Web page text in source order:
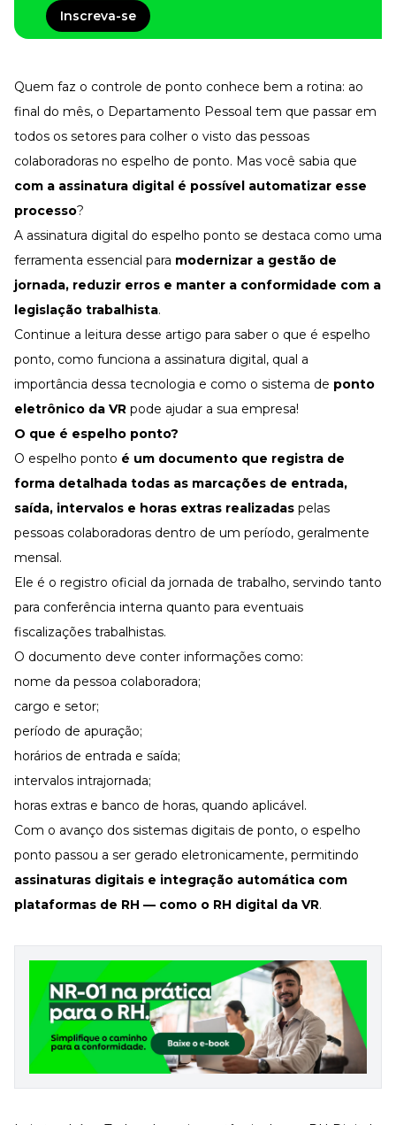
Gestão de Pessoas e Liderança
Capacitação com especialistas
Treinamento de Produto
Desenvolva a sua equipe
Materiais Gratuitos
Materiais Gratuitos
Todos os Materiais Gratuitos
Confira nossos materiais
E-book
Aprofunde seu conhecimento
Ferramentas e Templates
Infográfico
Conteúdo prático e rápido
Materiais centralizados
Lives
Newsletters
Inscreva-se
Quem faz o controle de ponto conhece bem a rotina: ao
final do mês, o Departamento Pessoal tem que passar em
todos os setores para colher o visto das pessoas
colaboradoras no espelho de ponto. Mas você sabia que
com a assinatura digital é possível automatizar esse
processo?
A assinatura digital do espelho ponto se destaca como uma
ferramenta essencial para modernizar a gestão de
jornada, reduzir erros e manter a conformidade com a
legislação trabalhista.
Continue a leitura desse artigo para saber o que é espelho
ponto, como funciona a assinatura digital, qual a
importância dessa tecnologia e como o sistema de ponto
eletrônico da VR pode ajudar a sua empresa!
O que é espelho ponto?
O espelho ponto é um documento que registra de
forma detalhada todas as marcações de entrada,
saída, intervalos e horas extras realizadas pelas
pessoas colaboradoras dentro de um período, geralmente
mensal.
Ele é o registro oficial da jornada de trabalho, servindo tanto
para conferência interna quanto para eventuais
fiscalizações trabalhistas.
O documento deve conter informações como:
nome da pessoa colaboradora;
cargo e setor;
período de apuração;
horários de entrada e saída;
intervalos intrajornada;
horas extras e banco de horas, quando aplicável.
Com o avanço dos sistemas digitais de ponto, o espelho
ponto passou a ser gerado eletronicamente, permitindo
assinaturas digitais e integração automática com
plataformas de RH — como o RH digital da VR.